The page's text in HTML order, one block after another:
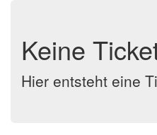
Keine
Hier entsteht eine